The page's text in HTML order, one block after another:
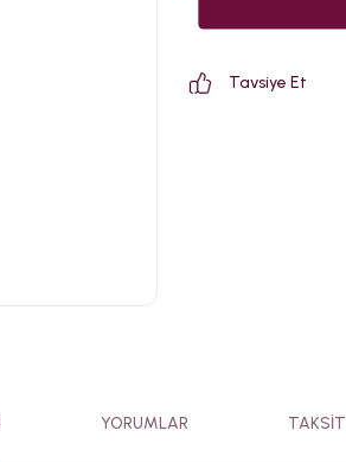
Tavsiye Et
YORUMLAR TAKSIT